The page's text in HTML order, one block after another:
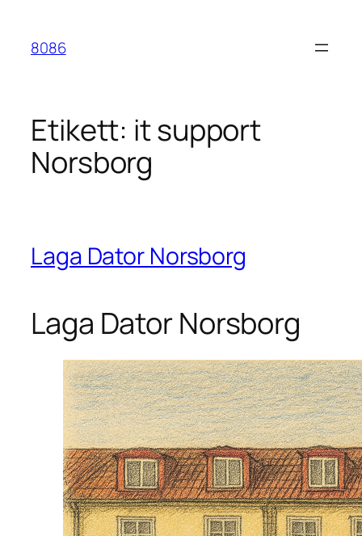
innehåll
8086
Etikett: it support
Norsborg
Laga Dator Norsborg
Laga Dator Norsborg